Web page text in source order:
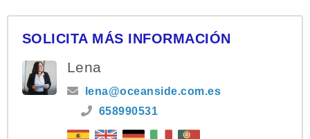
SOLICITA MÁS INFORMACIÓN
Lena
lena@oceanside.com.es
658990531